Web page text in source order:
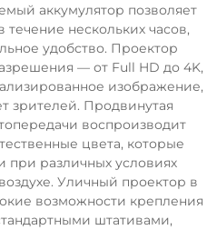
аккумулятор позволяет
течение нескольких часов,
удобство. Проектор
— от Full HD до 4K,
изображение,
зрителей. Продвинутая
воспроизводит
цвета, которые
при различных условиях
Уличный проектор в
возможности крепления
штативами,